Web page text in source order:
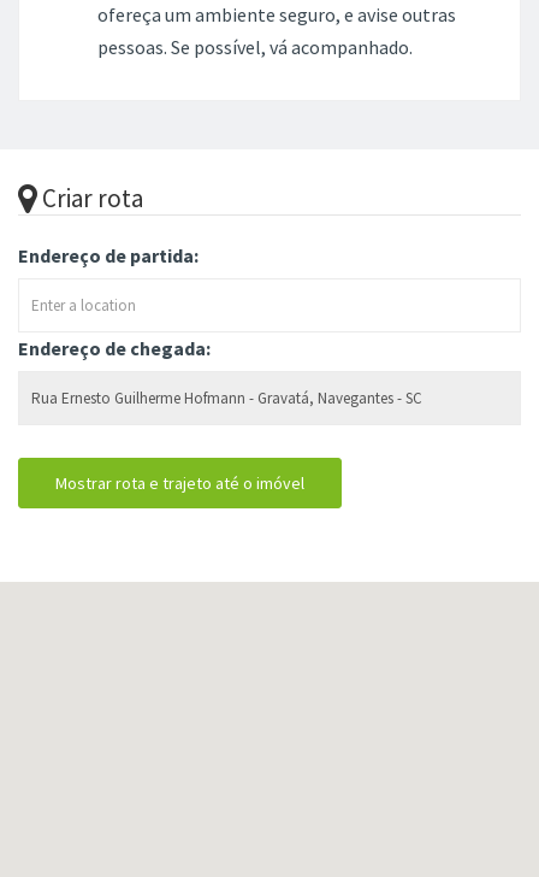
ofereça um ambiente seguro, e avise outras
pessoas. Se possível, vá acompanhado.
Criar rota
Endereço de partida:
Endereço de chegada: